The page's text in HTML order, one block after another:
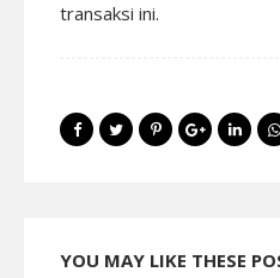
transaksi ini.
YOU MAY LIKE THESE